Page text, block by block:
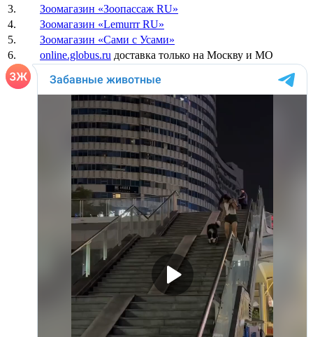
3.
Зоомагазин «Зоопассаж RU»
4.
Зоомагазин «Lemurrr RU»
5.
Зоомагазин «Сами с Усами»
6.
online.globus.ru доставка только на Москву и МО